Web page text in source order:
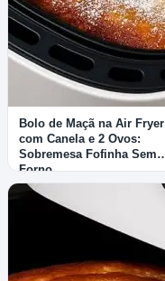
Bolo de Maçã na Air Fryer
com Canela e 2 Ovos:
Sobremesa Fofinha Sem
Forno